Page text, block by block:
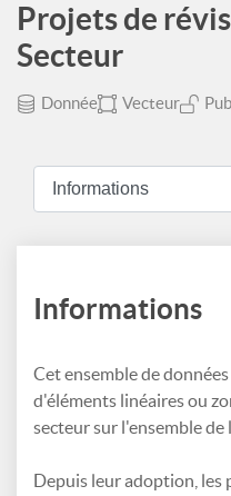
Projets de
Secteur
Donnée Vecteur
Informations
Cet ensemble de
d'éléments linéaires ou
secteur sur l'ensemble de
Depuis leur adoption, les